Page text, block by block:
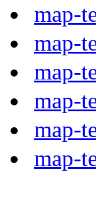
map-
map-
map-
map-
map-
map-